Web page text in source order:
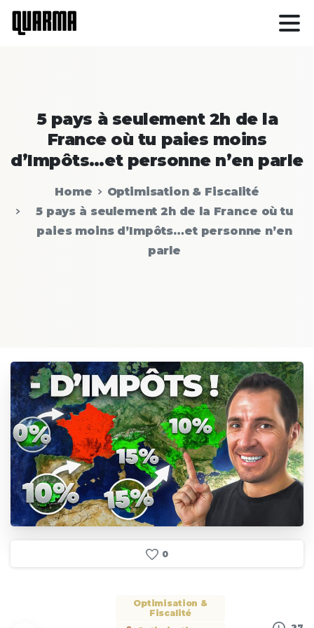
5 pays à seulement 2h de la
France où tu paies moins
d’Impôts…et personne n’en parle
Home
Optimisation & Fiscalité
5 pays à seulement 2h de la France où tu
paies moins d’Impôts…et personne n’en
parle
0
Optimisation &
Fiscalité